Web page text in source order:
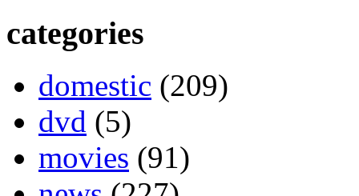
categories
domestic (209)
dvd (5)
movies (91)